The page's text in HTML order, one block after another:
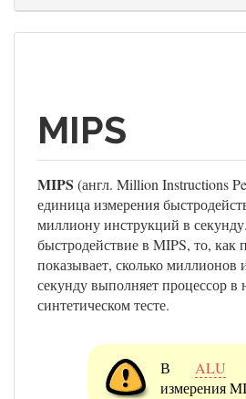
MIPS
MIPS (англ. Million Instructions
единица измерения
миллиону инструкций в
быстродействие в MIPS, то, как
показывает, сколько миллионов
секунду выполняет процессор в
синтетическом тесте.
В ALU
измерения